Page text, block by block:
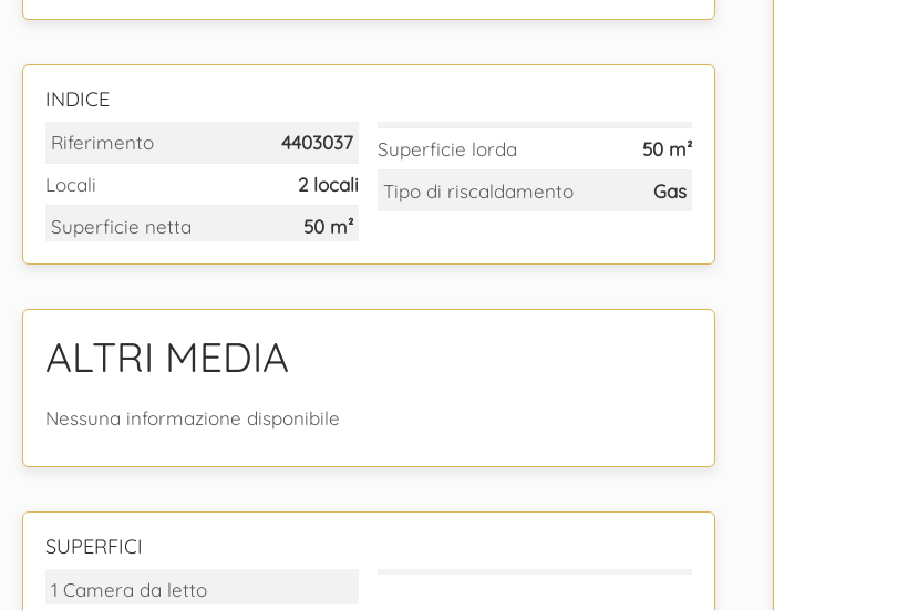
INDICE
Riferimento
4403037
Locali
2 locali
Superficie netta
50 m²
Superficie lorda
50 m²
Tipo di riscaldamento
Gas
ALTRI MEDIA
Nessuna informazione disponibile
SUPERFICI
1 Camera da letto